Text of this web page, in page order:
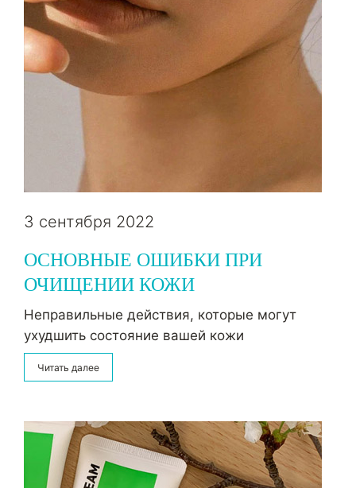
3 сентября 2022
ОСНОВНЫЕ ОШИБКИ ПРИ
ОЧИЩЕНИИ КОЖИ
Неправильные действия, которые могут
ухудшить состояние вашей кожи
Читать далее